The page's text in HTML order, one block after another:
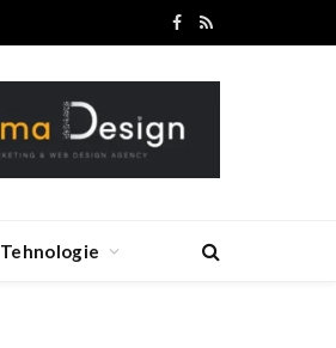
Facebook
RSS
Tehnologie